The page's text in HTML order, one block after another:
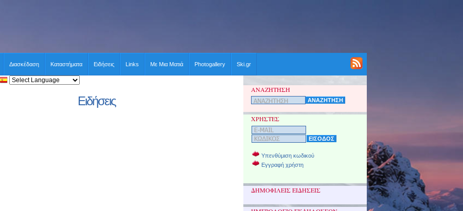
Διασκέδαση Καταστήματα Ειδήσεις Links Με Μια Ματιά Photogallery Ski.gr
Ειδήσεις
ΑΝΑΖΗΤΗΣΗ
ΧΡΗΣΤΕΣ
Υπενθύμιση κωδικού
Εγγραφή χρήστη
ΔΗΜΟΦΙΛΕΙΣ ΕΙΔΗΣΕΙΣ